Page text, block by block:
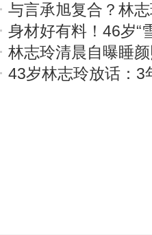
与言承旭复合？林
身材好有料！46岁“
林志玲清晨自曝睡
43岁林志玲放话：3